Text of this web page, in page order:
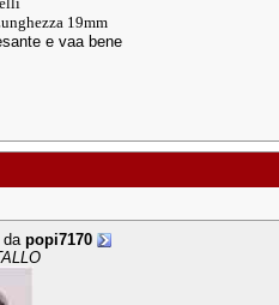
19mm
e vaa bene
dapopi7170